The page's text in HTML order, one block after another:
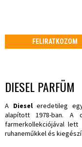
FELIRATKOZOM
DIESEL PARFÜM
A Dieseleredetileg
alapított 1978-ban.
farmerkollekciójával
ruhaneműkkel és